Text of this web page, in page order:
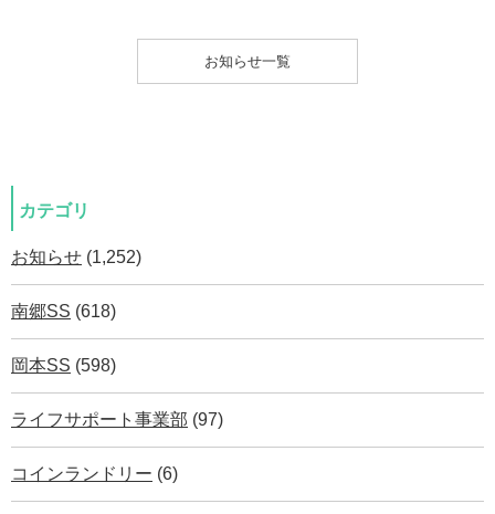
お知らせ一覧
カテゴリ
お知らせ (1,252)
南郷SS (618)
岡本SS (598)
ライフサポート事業部 (97)
コインランドリー (6)